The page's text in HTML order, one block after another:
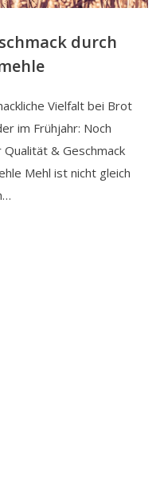
durch
Vielfalt bei Brot
im Frühjahr: Noch
& Geschmack
Mehl ist nicht gleich